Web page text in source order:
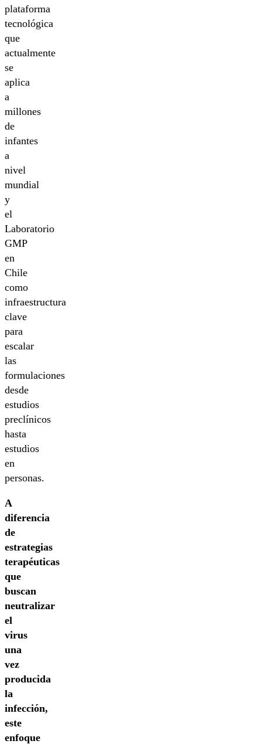
plataforma
tecnológica
que
actualmente
se
aplica
a
millones
de
infantes
a
nivel
mundial
y
el
Laboratorio
GMP
en
Chile
como
infraestructura
clave
para
escalar
las
formulaciones
desde
estudios
preclínicos
hasta
estudios
en
personas.
A
diferencia
de
estrategias
terapéuticas
que
buscan
neutralizar
el
virus
una
vez
producida
la
infección,
este
enfoque